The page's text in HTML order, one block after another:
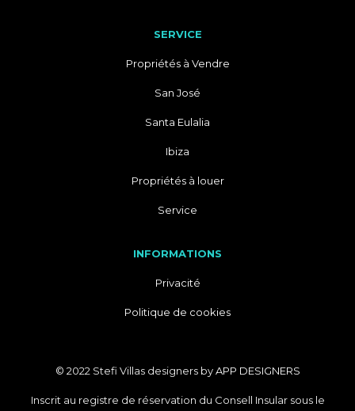
SERVICE
Propriétés à Vendre
San José
Santa Eulalia
Ibiza
Propriétés à louer
Service
INFORMATIONS
Privacité
Politique de cookies
© 2022 Stefi Villas designers byAPP DESIGNERS
Inscrit au registre de réservation du Consell Insular sous le